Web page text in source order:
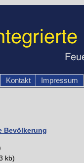
Bevölkerung
kb)
Kontakt Impressum